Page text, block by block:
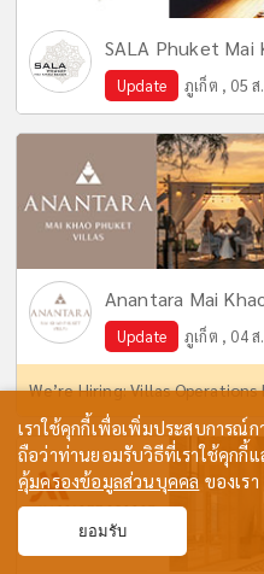
SALA Phuket Mai
Update ภูเก็ต , 05
Anantara Mai
Update ภูเก็ต , 04
We’re Hiring: Villas Operations
เราใช้คุกกี้เพื่อเพิ่มประสบการณ์ก
ถือว่าท่านยอมรับวิธีที่เราใช้คุกกี้
คุ้มครองข้อมูลส่วนบุคคล ของเรา
ยอมรับ